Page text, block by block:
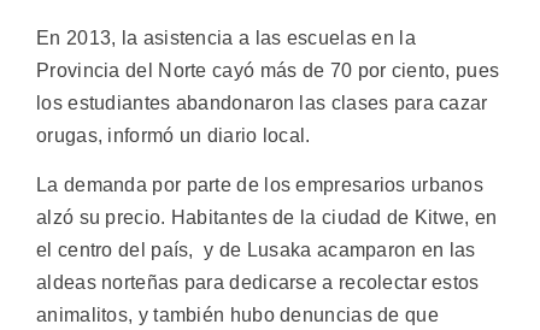
En 2013, la asistencia a las escuelas en la
Provincia del Norte cayó más de 70 por ciento, pues
los estudiantes abandonaron las clases para cazar
orugas, informó un diario local.
La demanda por parte de los empresarios urbanos
alzó su precio. Habitantes de la ciudad de Kitwe, en
el centro del país, y de Lusaka acamparon en las
aldeas norteñas para dedicarse a recolectar estos
animalitos, y también hubo denuncias de que